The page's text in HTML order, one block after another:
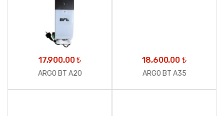
17,900.00₺
ARGO BT A20
18,600.00 ₺
ARGO BT A35